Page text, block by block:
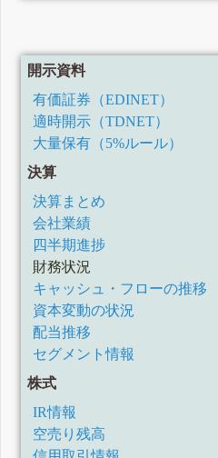
開示資料
有価証券（EDINET）
適時開示（TDNET）
大量保有（5%ルール）
決算
決算まとめ
会社業績
四半期進捗
財務状況
キャッシュ・フローの推移
資本変動の状況
配当推移
セグメント情報
株式
IR情報
空売り残高